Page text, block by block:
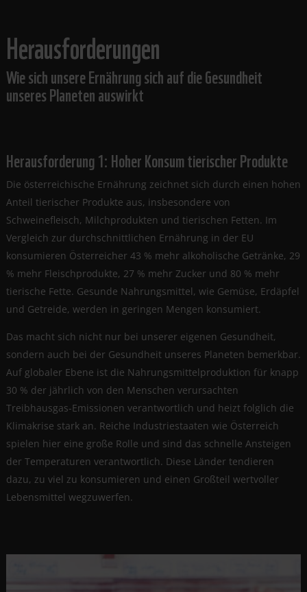
Herausforderungen
Wie sich unsere Ernährung sich auf die Gesundheit
unseres Planeten auswirkt
Herausforderung 1: Hoher Konsum tierischer Produkte
Die österreichische Ernährung zeichnet sich durch einen hohen
Anteil tierischer Produkte aus, insbesondere von
Schweinefleisch, Milchprodukten und tierischen Fetten. Im
Vergleich zur durchschnittlichen Ernährung in der EU
konsumieren Österreicher 43 % mehr alkoholische Getränke, 29
% mehr Fleischprodukte, 27 % mehr Zucker und 80 % mehr
tierische Fette. Gesunde Nahrungsmittel, wie Gemüse, Erdäpfel
und Getreide, werden in geringen Mengen konsumiert.
Das macht sich nicht nur bei unserer eigenen Gesundheit,
sondern auch bei der Gesundheit unseres Planeten bemerkbar.
Auf globaler Ebene ist die Nahrungsmittelproduktion für knapp
30 % der jährlich von den Menschen verursachten
Treibhausgas-Emissionen verantwortlich und heizt folglich die
Klimakrise stark an. Reiche Industriestaaten wie Österreich
spielen hier eine große Rolle und sind das schnelle Ansteigen
der Temperaturen verantwortlich. Diese Länder tendieren
dazu, zu viel zu konsumieren und einen Großteil wertvoller
Lebensmittel wegzuwerfen.